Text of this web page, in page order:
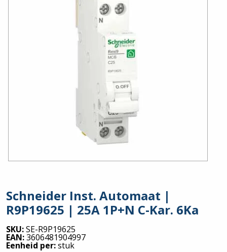
Schneider Inst. Automaat |
R9P19625 | 25A 1P+N C-Kar. 6Ka
SKU:SE-R9P19625
EAN:3606481904997
Eenheid per:stuk